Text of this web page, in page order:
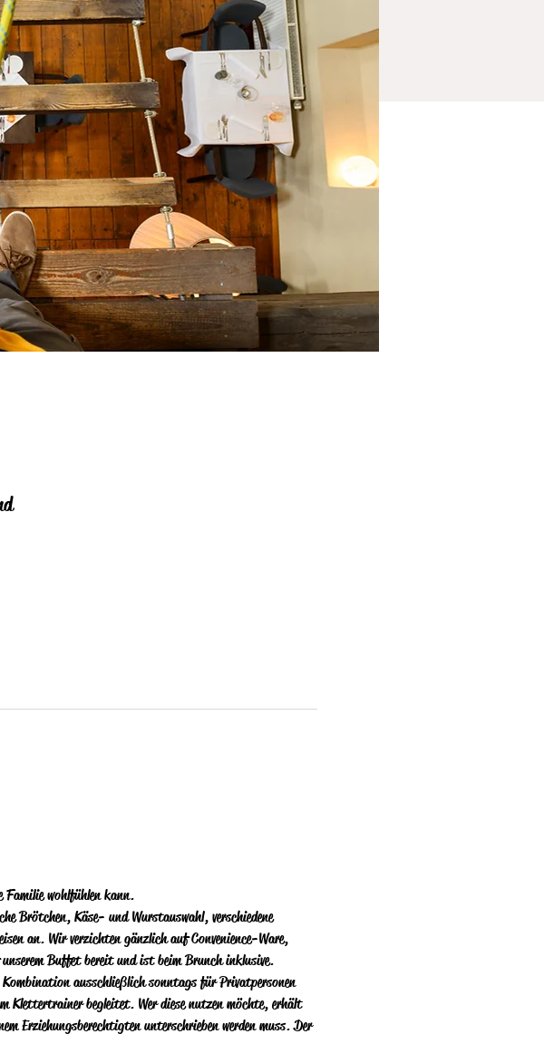
Familie wohlfühlen kann.
Brötchen, Käse- und Wurstauswahl, verschiedene
an.  Wir verzichten gänzlich auf Convenience-Ware,
Buffet bereit und ist beim Brunch inklusive.
ausschließlich sonntags für Privatpersonen
begleitet.  Wer diese nutzen  möchte, erhält
Erziehungsberechtigten unterschrieben werden muss. Der